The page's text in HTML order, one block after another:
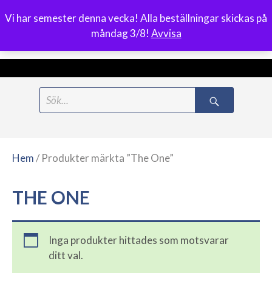
Vi har semester denna vecka! Alla beställningar skickas på
måndag 3/8! Avvisa
0
Meny
Hem/ Produkter märkta ”The One”
THE ONE
Inga produkter hittades som motsvarar
ditt val.